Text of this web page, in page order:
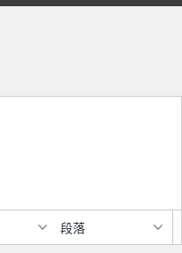
旗艦電動車
段落